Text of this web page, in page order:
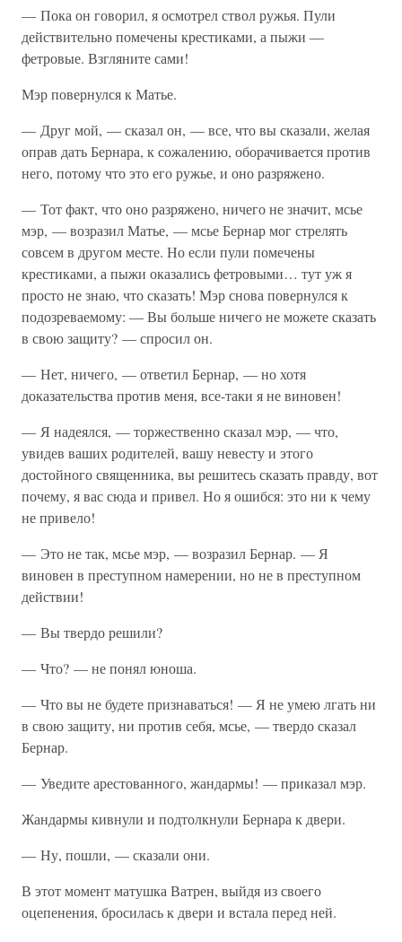
— Пока он говорил, я осмотрел ствол ружья. Пули
действительно помечены крестиками, а пыжи —
фетровые. Взгляните сами!
Мэр повернулся к Матье.
— Друг мой, — сказал он, — все, что вы сказали, желая
оправ дать Бернара, к сожалению, оборачивается против
него, потому что это его ружье, и оно разряжено.
— Тот факт, что оно разряжено, ничего не значит, мсье
мэр, — возразил Матье, — мсье Бернар мог стрелять
совсем в другом месте. Но если пули помечены
крестиками, а пыжи оказались фетровыми… тут уж я
просто не знаю, что сказать! Мэр снова повернулся к
подозреваемому: — Вы больше ничего не можете сказать
в свою защиту? — спросил он.
— Нет, ничего, — ответил Бернар, — но хотя
доказательства против меня, все-таки я не виновен!
— Я надеялся, — торжественно сказал мэр, — что,
увидев ваших родителей, вашу невесту и этого
достойного священника, вы решитесь сказать правду, вот
почему, я вас сюда и привел. Но я ошибся: это ни к чему
не привело!
— Это не так, мсье мэр, — возразил Бернар. — Я
виновен в преступном намерении, но не в преступном
действии!
— Вы твердо решили?
— Что? — не понял юноша.
— Что вы не будете признаваться! — Я не умею лгать ни
в свою защиту, ни против себя, мсье, — твердо сказал
Бернар.
— Уведите арестованного, жандармы! — приказал мэр.
Жандармы кивнули и подтолкнули Бернара к двери.
— Ну, пошли, — сказали они.
В этот момент матушка Ватрен, выйдя из своего
оцепенения, бросилась к двери и встала перед ней.